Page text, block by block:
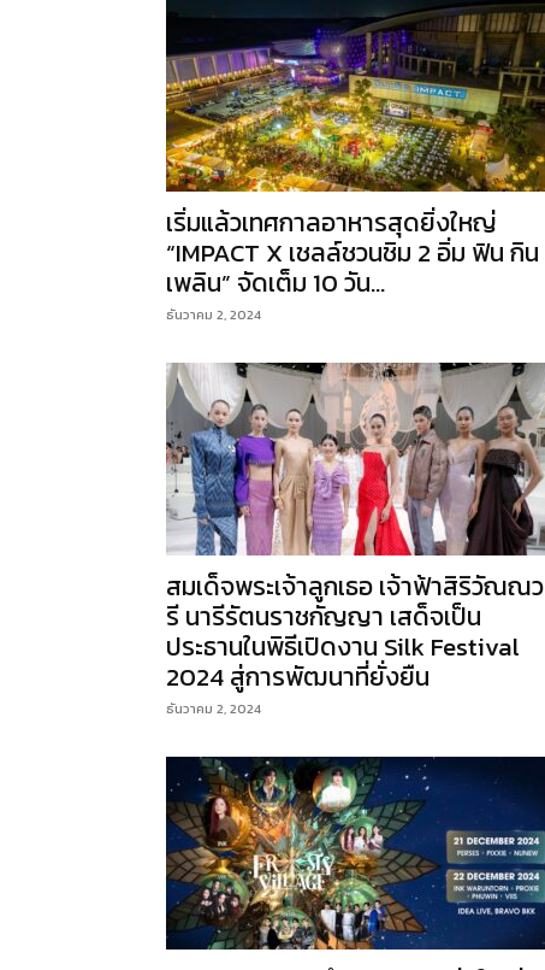
เริ่มแล้วเทศกาลอาหารสุดยิ่งใหญ่
“IMPACT X เชลล์ชวนชิม 2 อิ่ม ฟิน กิน
เพลิน” จัดเต็ม 10 วัน...
ธันวาคม 2, 2024
สมเด็จพระเจ้าลูกเธอ เจ้าฟ้าสิริวัณณว
รี นารีรัตนราชกัญญา เสด็จเป็น
ประธานในพิธีเปิดงาน Silk Festival
2024 สู่การพัฒนาที่ยั่งยืน
ธันวาคม 2, 2024